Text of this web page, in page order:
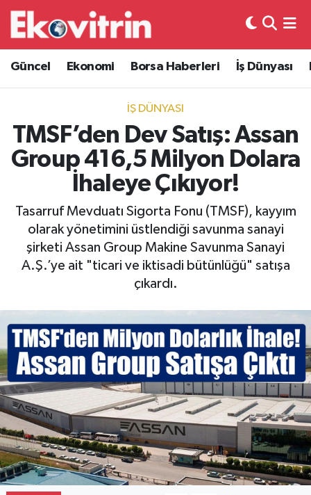
Güncel Ekonomi Borsa Haberleri İş Dünyası
İŞ DÜNYASI
TMSF’den Dev Satış: Assan
Group 416,5 Milyon Dolara
İhaleye Çıkıyor!
Tasarruf Mevduatı Sigorta Fonu (TMSF), kayyım
olarak yönetimini üstlendiği savunma sanayi
şirketi Assan Group Makine Savunma Sanayi
A.Ş.’ye ait "ticari ve iktisadi bütünlüğü" satışa
çıkardı.
Güncel
Ekonomi
Borsa Haberleri
İş Dünyası
Lojistik
Otovitrin
Asayiş
Gayrimenkul
Spor
Eğitim
Hava Durumu
Trafik Durumu
Süper Lig Puan Durumu ve Fikstür
Tüm Manşetler
Son Dakika Haberleri
Haber Arşivi